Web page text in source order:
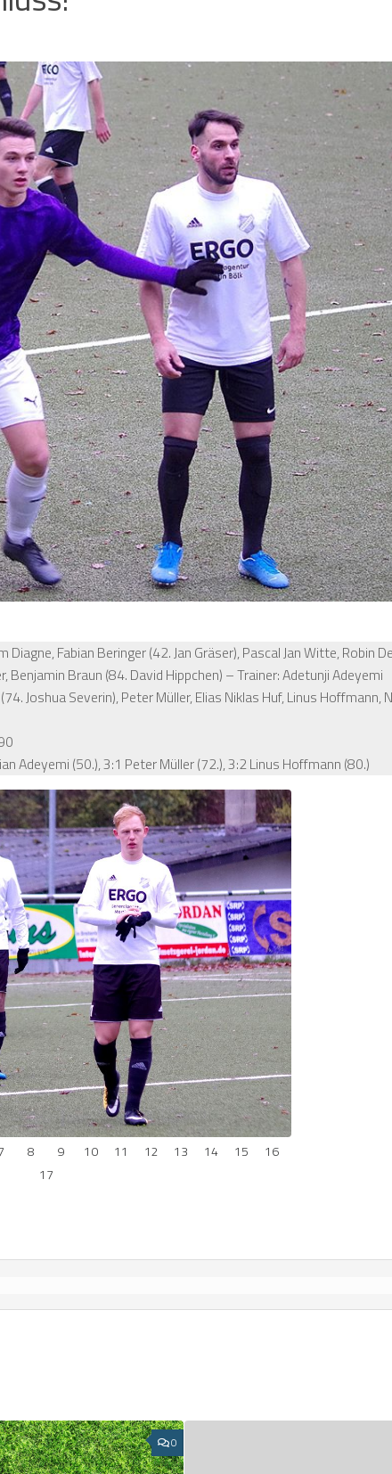
Diagne, Fabian Beringer (42. Jan Gräser), Pascal Jan Witte, Robin
Benjamin Braun (84. David Hippchen) – Trainer: Adetunji Adeyemi
Joshua Severin), Peter Müller, Elias Niklas Huf, Linus Hoffmann,
Adeyemi (50.), 3:1 Peter Müller (72.), 3:2 Linus Hoffmann (80.)
8 9 10 11 12 13 14 15
16
17
0